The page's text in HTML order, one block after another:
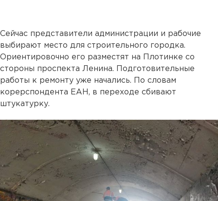
Сейчас представители администрации и рабочие
выбирают место для строительного городка.
Ориентировочно его разместят на Плотинке со
стороны проспекта Ленина. Подготовительные
работы к ремонту уже начались. По словам
корерспондента ЕАН, в переходе сбивают
штукатурку.